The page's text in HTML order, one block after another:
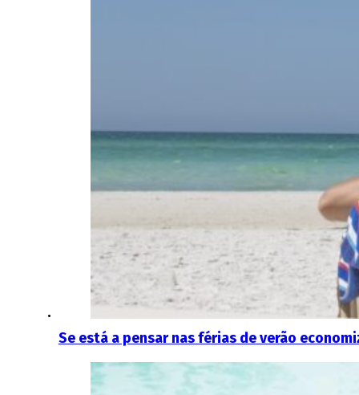
Se está a pensar nas férias de verão